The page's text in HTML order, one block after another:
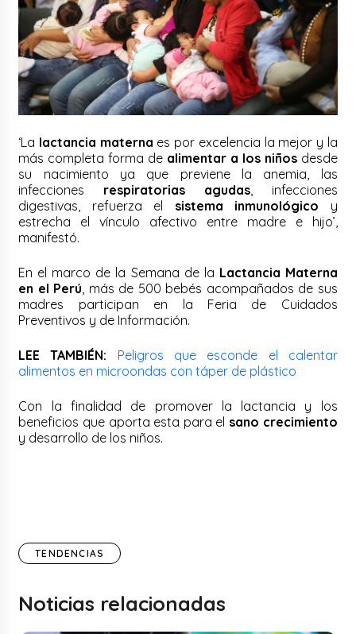
‘La lactancia materna es por excelencia la mejor y la
más completa forma de alimentar a los niñosdesde
su nacimiento ya que previene la anemia, las
infecciones respiratorias agudas, infecciones
digestivas, refuerza el sistema inmunológico y
estrecha el vínculo afectivo entre madre e hijo’,
manifestó.
En el marco de la Semana de la Lactancia Materna
en el Perú , más de 500 bebés acompañados de sus
madres participan en la Feria de Cuidados
Preventivos y de Información.
LEE TAMBIÉN: Peligros que esconde el calentar
alimentos en microondas con táper de plástico
Con la finalidad de promover la lactancia y los
beneficios que aporta esta para el sano crecimiento
y desarrollo de los niños.
TENDENCIAS
Noticias relacionadas